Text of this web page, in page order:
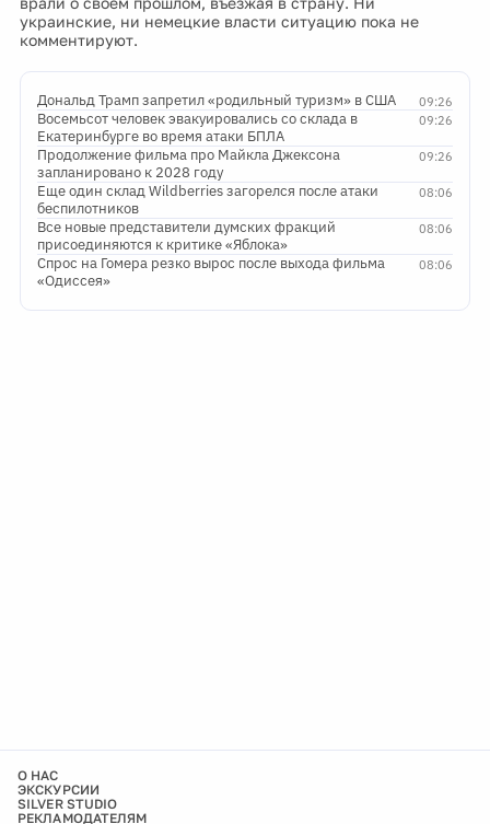
украинские, ни немецкие власти ситуацию пока не
комментируют.
09:26
Дональд Трамп запретил «родильный туризм» в США
09:26
Восемьсот человек эвакуировались со склада в
Екатеринбурге во время атаки БПЛА
09:26
Продолжение фильма про Майкла Джексона
запланировано к 2028 году
08:06
Еще один склад Wildberries загорелся после атаки
беспилотников
08:06
Все новые представители думских фракций
присоединяются к критике «Яблока»
08:06
Спрос на Гомера резко вырос после выхода фильма
«Одиссея»
О НАС
ЭКСКУРСИИ
SILVER STUDIO
РЕКЛАМОДАТЕЛЯМ